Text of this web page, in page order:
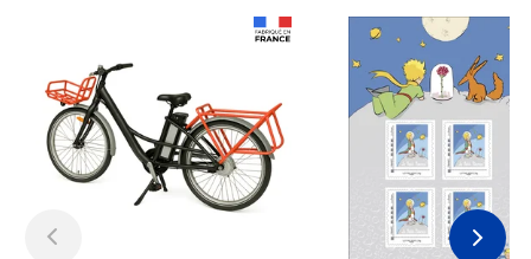
Prix 7,50€